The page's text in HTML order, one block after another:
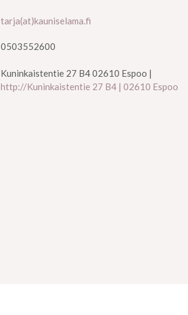
tarja(at)kauniselama.fi
0503552600
Kuninkaistentie 27 B4 02610 Espoo |
http://Kuninkaistentie 27 B4 | 02610 Espoo